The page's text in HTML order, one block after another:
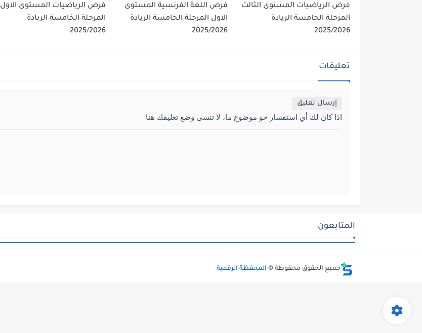
فرض الرياضيات المستوى الثالث
المرحلة الخامسة الريادة
2025/2026
فرض اللغة الفرنسية المستوى
الاول المرحلة الخامسة الريادة
2025/2026
فرض الرياضيات المستوى الاول
المرحلة الخامسة الريادة
2025/2026
تعليقات
إرسال تعليق
اذا كان لك أي استفسار حو موضوع ما، لا تنسى وضع تعليقك هنا
المتابعون
جميع الحقوق محفوظة © المحفظة الرقمية